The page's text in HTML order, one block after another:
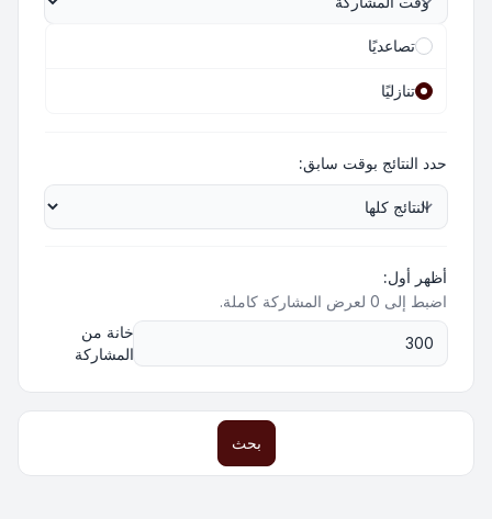
تصاعديًا
تنازليًا
حدد النتائج بوقت سابق:
أظهر أول:
اضبط إلى 0 لعرض المشاركة كاملة.
خانة من
المشاركة
بحث